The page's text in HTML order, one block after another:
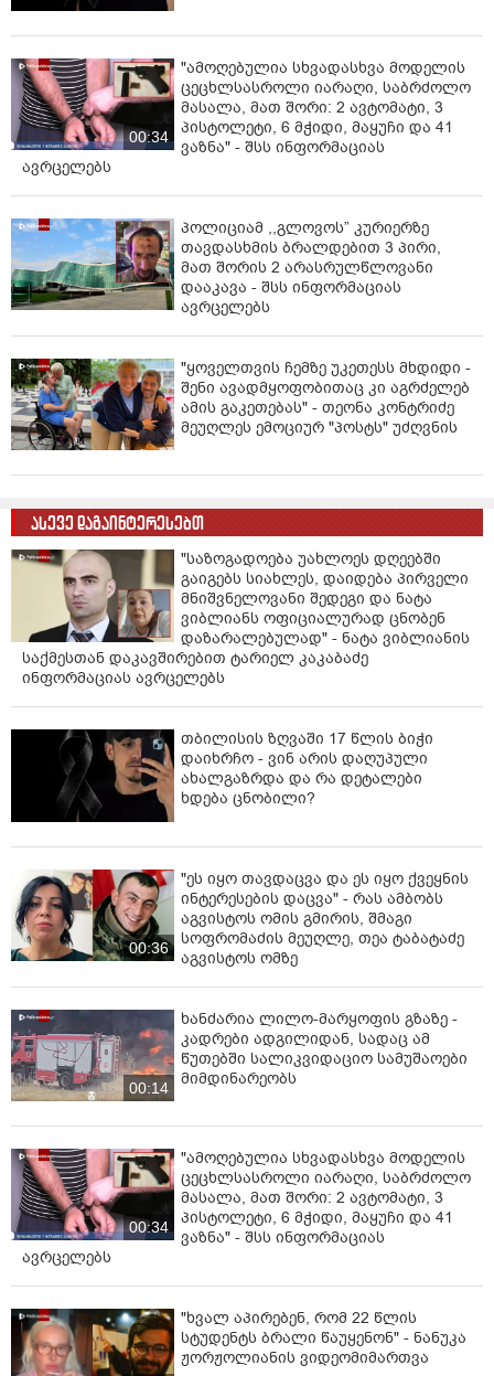
00:34
"ამოღებულია სხვადასხვა მოდელის
ცეცხლსასროლი იარაღი, საბრძოლო
მასალა, მათ შორი: 2 ავტომატი, 3
პისტოლეტი, 6 მჭიდი, მაყუჩი და 41
ვაზნა" - შსს ინფორმაციას
ავრცელებს
პოლიციამ ,,გლოვოს” კურიერზე
თავდასხმის ბრალდებით 3 პირი,
მათ შორის 2 არასრულწლოვანი
დააკავა - შსს ინფორმაციას
ავრცელებს
"ყოველთვის ჩემზე უკეთესს მხდიდი -
შენი ავადმყოფობითაც კი აგრძელებ
ამის გაკეთებას" - თეონა კონტრიძე
მეუღლეს ემოციურ "პოსტს" უძღვნის
ასევე დაგაინტერესებთ
"საზოგადოება უახლოეს დღეებში
გაიგებს სიახლეს, დაიდება პირველი
მნიშვნელოვანი შედეგი და ნატა
ვიბლიანს ოფიციალურად ცნობენ
დაზარალებულად" - ნატა ვიბლიანის
საქმესთან დაკავშირებით ტარიელ კაკაბაძე
ინფორმაციას ავრცელებს
თბილისის ზღვაში 17 წლის ბიჭი
დაიხრჩო - ვინ არის დაღუპული
ახალგაზრდა და რა დეტალები
ხდება ცნობილი?
00:36
"ეს იყო თავდაცვა და ეს იყო ქვეყნის
ინტერესების დაცვა" - რას ამბობს
აგვისტოს ომის გმირის, შმაგი
სოფრომაძის მეუღლე, თეა ტაბატაძე
აგვისტოს ომზე
00:14
ხანძარია ლილო-მარყოფის გზაზე -
კადრები ადგილიდან, სადაც ამ
წუთებში სალიკვიდაციო სამუშაოები
მიმდინარეობს
00:34
"ამოღებულია სხვადასხვა მოდელის
ცეცხლსასროლი იარაღი, საბრძოლო
მასალა, მათ შორი: 2 ავტომატი, 3
პისტოლეტი, 6 მჭიდი, მაყუჩი და 41
ვაზნა" - შსს ინფორმაციას
ავრცელებს
"ხვალ აპირებენ, რომ 22 წლის
სტუდენტს ბრალი წაუყენონ" - ნანუკა
ჟორჟოლიანის ვიდეომიმართვა